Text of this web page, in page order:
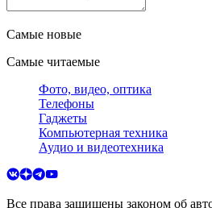
Самые новые
Самые читаемые
Фото, видео, оптика
Телефоны
Гаджеты
Компьютерная техника
Аудио и видеотехника
Все права защищены законом об